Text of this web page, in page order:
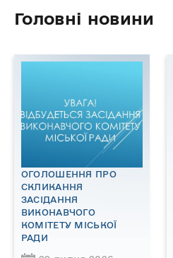
Головні новини
ОГОЛОШЕННЯ ПРО
СКЛИКАННЯ
ЗАСІДАННЯ
ВИКОНАВЧОГО
КОМІТЕТУ МІСЬКОЇ
РАДИ